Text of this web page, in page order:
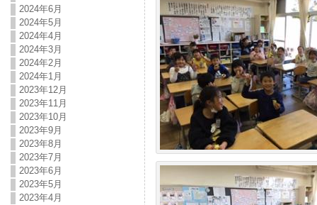
2024年6月
2024年5月
2024年4月
2024年3月
2024年2月
2024年1月
2023年12月
2023年11月
2023年10月
2023年9月
2023年8月
2023年7月
2023年6月
2023年5月
2023年4月